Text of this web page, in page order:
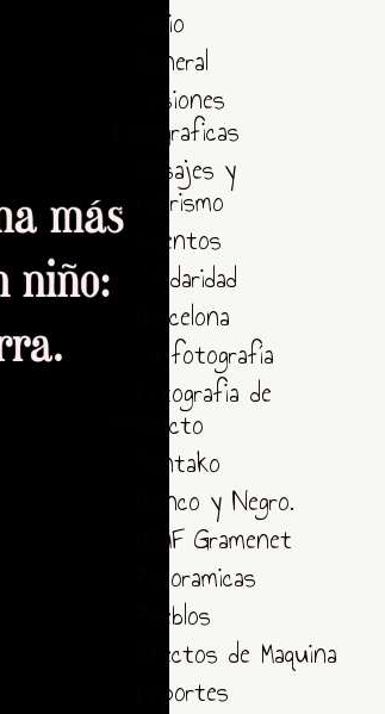
- Inicio
- General
- Sesiones
Fotograficas
- Paisajes y
senderismo
- Eventos
- Solidaridad
- Barcelona
- La fotografía
- Fotografia de
Producto
- Santako
- Blanco y Negro.
- ACAF Gramenet
- Panoramicas
- Pueblos
- Efectos de Maquina
- Deportes